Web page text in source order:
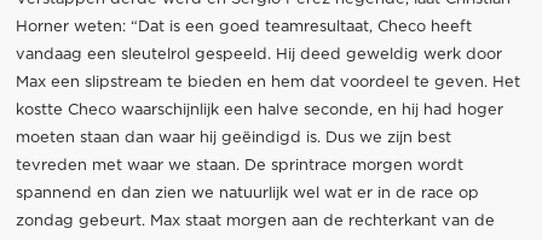
Horner weten: “Dat is een goed teamresultaat, Checo heeft
vandaag een sleutelrol gespeeld. Hij deed geweldig werk door
Max een slipstream te bieden en hem dat voordeel te geven. Het
kostte Checo waarschijnlijk een halve seconde, en hij had hoger
moeten staan dan waar hij geëindigd is. Dus we zijn best
tevreden met waar we staan. De sprintrace morgen wordt
spannend en dan zien we natuurlijk wel wat er in de race op
zondag gebeurt. Max staat morgen aan de rechterkant van de